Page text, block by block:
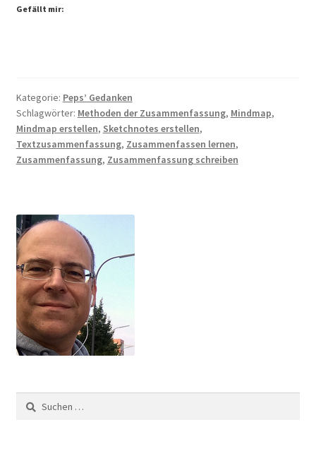
der
Gefällt mir:
Kategorie: Peps’ Gedanken
Schlagwörter: Methoden der Zusammenfassung, Mindmap,
Mindmap erstellen, Sketchnotes erstellen,
Textzusammenfassung, Zusammenfassen lernen,
Zusammenfassung, Zusammenfassung schreiben
Suchen
nach: